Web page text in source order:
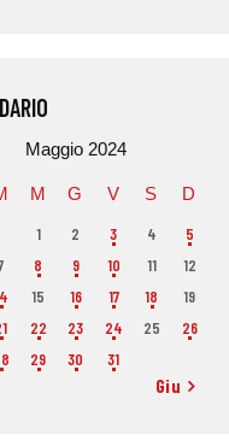
Maggio 2024
M G V S D
1 2 3 4
5
8 9 10 11
12
15 16 17 18
19
22 23 24 25
26
29 30 31
Giu »